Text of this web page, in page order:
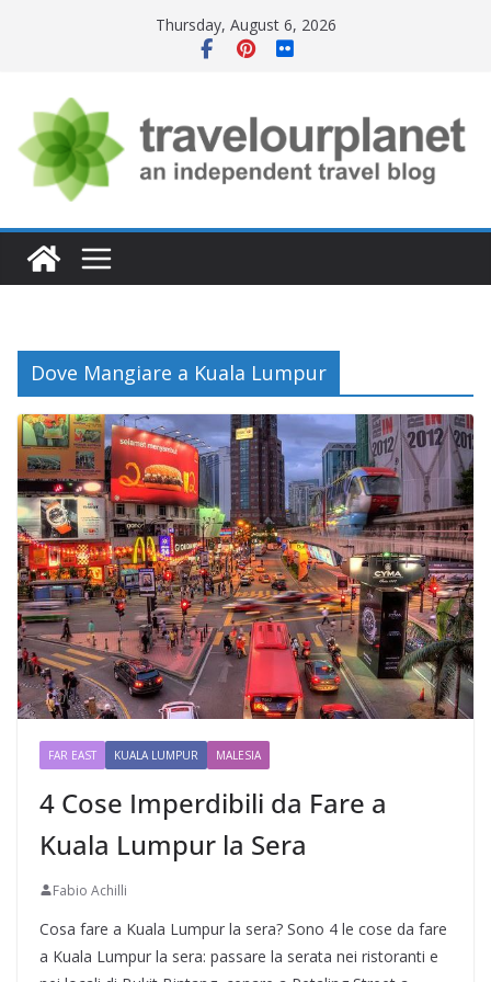
Thursday, August 6, 2026
Dove Mangiare a Kuala Lumpur
FAR EAST KUALA LUMPUR MALESIA
4 Cose Imperdibili da Fare a
Kuala Lumpur la Sera
Fabio Achilli
Cosa fare a Kuala Lumpur la sera? Sono 4 le cose da fare
a Kuala Lumpur la sera: passare la serata nei ristoranti e